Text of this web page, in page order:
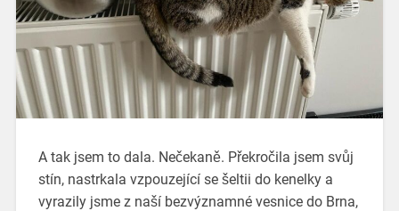
A tak jsem to dala. Nečekaně. Překročila jsem svůj
stín, nastrkala vzpouzející se šeltii do kenelky a
vyrazily jsme z naší bezvýznamné vesnice do Brna,